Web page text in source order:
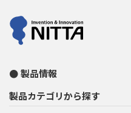
製品情報
製品カテゴリから探す